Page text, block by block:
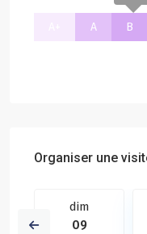
A B
Organiser une
dim
09